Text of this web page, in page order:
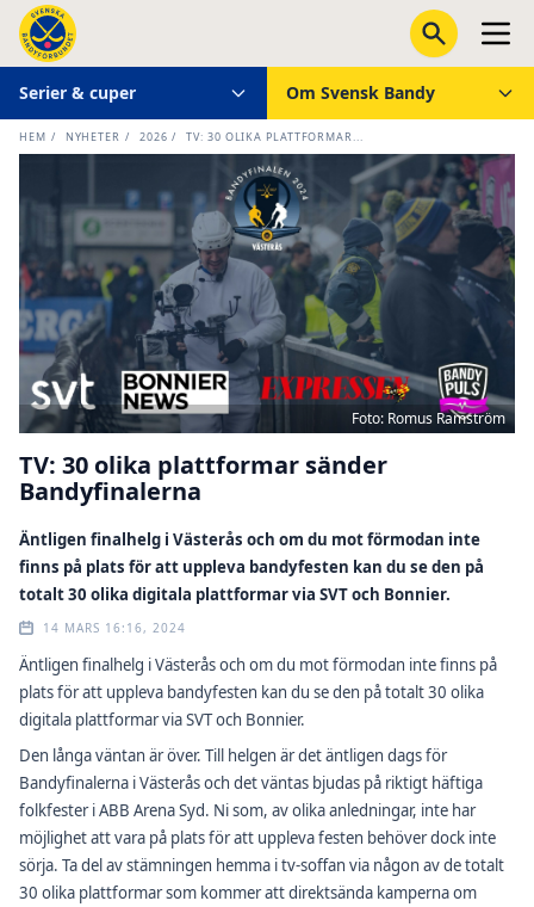
Serier & cuper Om Svensk Bandy
HEM / NYHETER / 2026 / TV: 30 OLIKA PLATTFORMAR...
Foto: Romus Ramström
TV: 30 olika plattformar sänder
Bandyfinalerna
Äntligen finalhelg i Västerås och om du mot förmodan inte
finns på plats för att uppleva bandyfesten kan du se den på
totalt 30 olika digitala plattformar via SVT och Bonnier.
14 MARS 16:16, 2024
Äntligen finalhelg i Västerås och om du mot förmodan inte finns på
plats för att uppleva bandyfesten kan du se den på totalt 30 olika
digitala plattformar via SVT och Bonnier.
Den långa väntan är över. Till helgen är det äntligen dags för
Bandyfinalerna i Västerås och det väntas bjudas på riktigt häftiga
folkfester i ABB Arena Syd. Ni som, av olika anledningar, inte har
möjlighet att vara på plats för att uppleva festen behöver dock inte
sörja. Ta del av stämningen hemma i tv-soffan via någon av de totalt
30 olika plattformar som kommer att direktsända kamperna om